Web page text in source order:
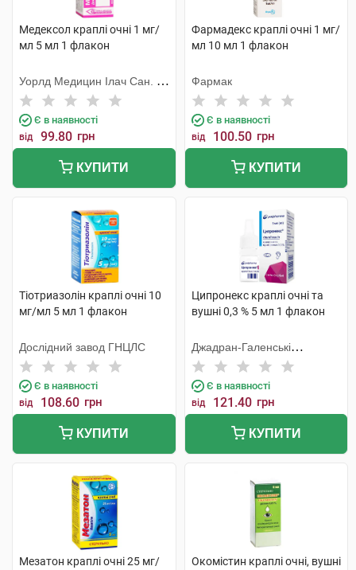
Медексол краплі очні 1 мг/
мл 5 мл 1 флакон
Уорлд Медицин Ілач Сан. Ве
Тідж
Є в наявності
від 99.80 грн
КУПИТИ
Фармадекс краплі очні 1 мг/
мл 10 мл 1 флакон
Фармак
Є в наявності
від 100.50 грн
КУПИТИ
Тіотриазолін краплі очні 10
мг/мл 5 мл 1 флакон
Дослідний завод ГНЦЛС
Є в наявності
від 108.60 грн
КУПИТИ
Ципронекс краплі очні та
вушні 0,3 % 5 мл 1 флакон
Джадран-Галенські
Лабораторій
Є в наявності
від 121.40 грн
КУПИТИ
Мезатон краплі очні 25 мг/
Окомістин краплі очні, вушні